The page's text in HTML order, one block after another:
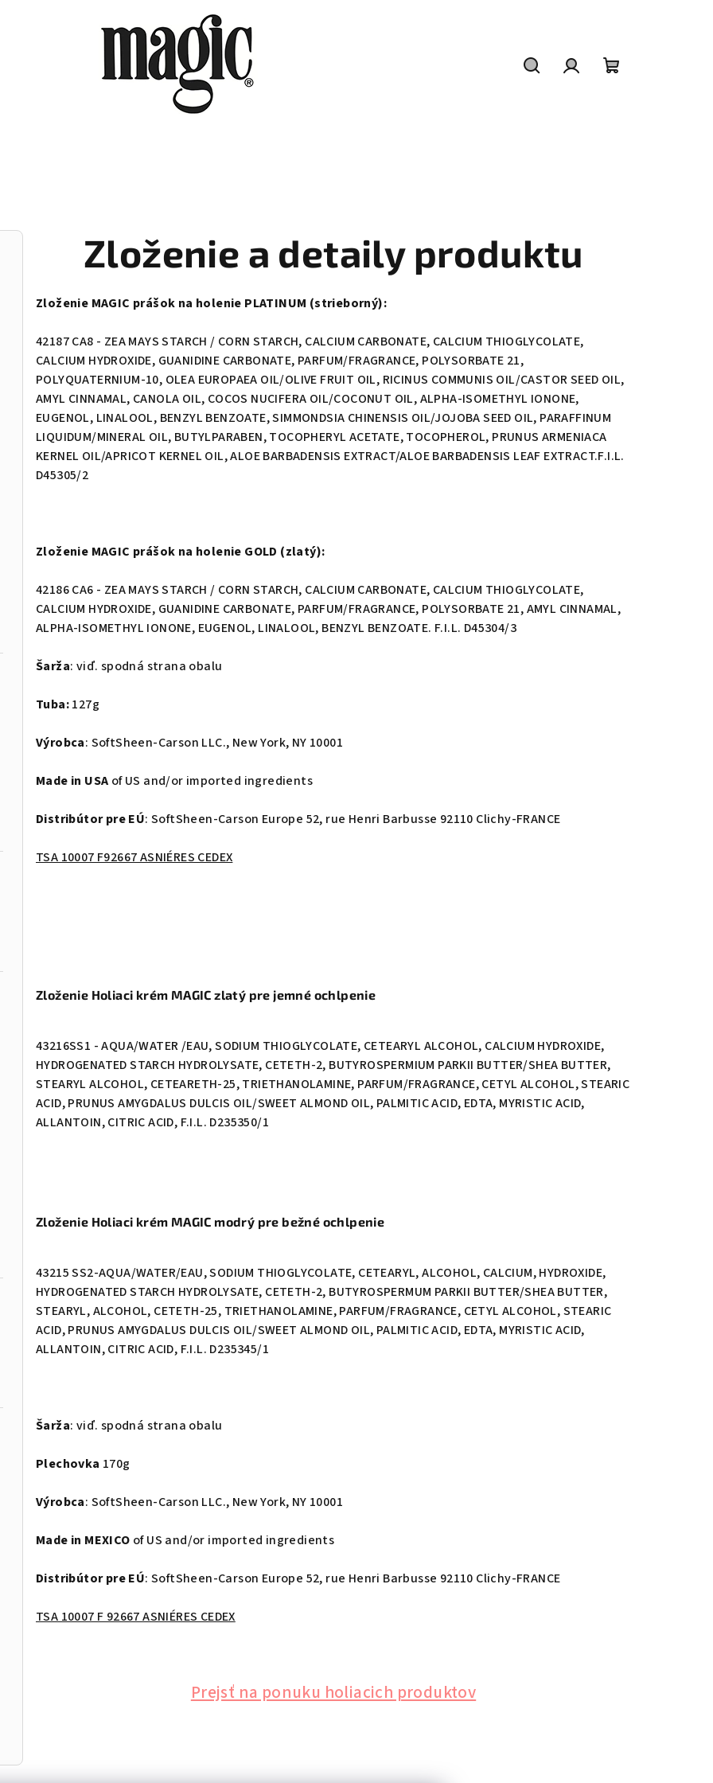
Zloženie a detaily produktu
Zloženie MAGIC prášok na holenie PLATINUM (strieborný):
42187 CA8 - ZEA MAYS STARCH / CORN STARCH, CALCIUM CARBONATE, CALCIUM THIOGLYCOLATE,
CALCIUM HYDROXIDE, GUANIDINE CARBONATE, PARFUM/FRAGRANCE, POLYSORBATE 21,
POLYQUATERNIUM-10, OLEA EUROPAEA OIL/OLIVE FRUIT OIL, RICINUS COMMUNIS OIL/CASTOR SEED OIL,
AMYL CINNAMAL, CANOLA OIL, COCOS NUCIFERA OIL/COCONUT OIL, ALPHA-ISOMETHYL IONONE,
EUGENOL, LINALOOL, BENZYL BENZOATE, SIMMONDSIA CHINENSIS OIL/JOJOBA SEED OIL, PARAFFINUM
LIQUIDUM/MINERAL OIL, BUTYLPARABEN, TOCOPHERYL ACETATE, TOCOPHEROL, PRUNUS ARMENIACA
KERNEL OIL/APRICOT KERNEL OIL, ALOE BARBADENSIS EXTRACT/ALOE BARBADENSIS LEAF EXTRACT.F.I.L.
D45305/2
Zloženie MAGIC prášok na holenie GOLD (zlatý):
42186 CA6 - ZEA MAYS STARCH / CORN STARCH, CALCIUM CARBONATE, CALCIUM THIOGLYCOLATE,
CALCIUM HYDROXIDE, GUANIDINE CARBONATE, PARFUM/FRAGRANCE, POLYSORBATE 21, AMYL CINNAMAL,
ALPHA-ISOMETHYL IONONE, EUGENOL, LINALOOL, BENZYL BENZOATE. F.I.L. D45304/3
Šarža: viď. spodná strana obalu
Tuba:127g
Výrobca: SoftSheen-Carson LLC., New York, NY 10001
Made in USA of US and/or imported ingredients
Distribútor pre EÚ: SoftSheen-Carson Europe 52, rue Henri Barbusse 92110 Clichy-FRANCE
TSA 10007 F92667 ASNIÉRES CEDEX
Zloženie Holiaci krém MAGIC zlatý pre jemné ochlpenie
43216SS1 - AQUA/WATER /EAU, SODIUM THIOGLYCOLATE, CETEARYL ALCOHOL, CALCIUM HYDROXIDE,
HYDROGENATED STARCH HYDROLYSATE, CETETH-2, BUTYROSPERMIUM PARKII BUTTER/SHEA BUTTER,
STEARYL ALCOHOL, CETEARETH-25, TRIETHANOLAMINE, PARFUM/FRAGRANCE, CETYL ALCOHOL, STEARIC
ACID, PRUNUS AMYGDALUS DULCIS OIL/SWEET ALMOND OIL, PALMITIC ACID, EDTA, MYRISTIC ACID,
ALLANTOIN, CITRIC ACID, F.I.L. D235350/1
Zloženie Holiaci krém MAGIC modrý pre bežné ochlpenie
43215 SS2-AQUA/WATER/EAU, SODIUM THIOGLYCOLATE, CETEARYL, ALCOHOL, CALCIUM, HYDROXIDE,
HYDROGENATED STARCH HYDROLYSATE, CETETH-2, BUTYROSPERMUM PARKII BUTTER/SHEA BUTTER,
STEARYL, ALCOHOL, CETETH-25, TRIETHANOLAMINE, PARFUM/FRAGRANCE, CETYL ALCOHOL, STEARIC
ACID, PRUNUS AMYGDALUS DULCIS OIL/SWEET ALMOND OIL, PALMITIC ACID, EDTA, MYRISTIC ACID,
ALLANTOIN, CITRIC ACID, F.I.L. D235345/1
Šarža: viď. spodná strana obalu
Plechovka 170g
Výrobca: SoftSheen-Carson LLC., New York, NY 10001
Made in MEXICO of US and/or imported ingredients
Distribútor pre EÚ: SoftSheen-Carson Europe 52, rue Henri Barbusse 92110 Clichy-FRANCE
TSA 10007 F 92667 ASNIÉRES CEDEX
Prejsť na ponuku holiacich produktov